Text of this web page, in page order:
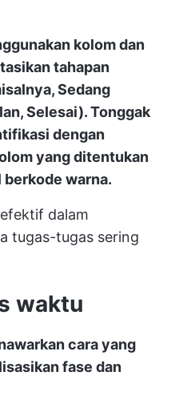
kolom dan
tahapan
Sedang
Selesai). Tonggak
dengan
yang ditentukan
berkode warna.
dalam
tugas-tugas sering
waktu
cara yang
fase dan